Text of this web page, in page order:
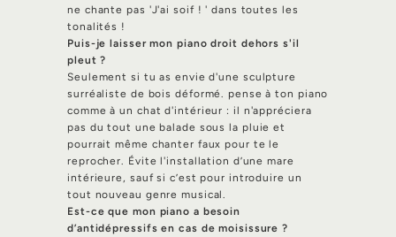
ne chante pas 'J'ai soif ! ' dans toutes les
tonalités !
Puis-je laisser mon piano droit dehors s'il
pleut ?
Seulement si tu as envie d'une sculpture
surréaliste de bois déformé. pense à ton piano
comme à un chat d'intérieur : il n'appréciera
pas du tout une balade sous la pluie et
pourrait même chanter faux pour te le
reprocher. Évite l'installation d’une mare
intérieure, sauf si c’est pour introduire un
tout nouveau genre musical.
Est-ce que mon piano a besoin
d’antidépressifs en cas de moisissure ?